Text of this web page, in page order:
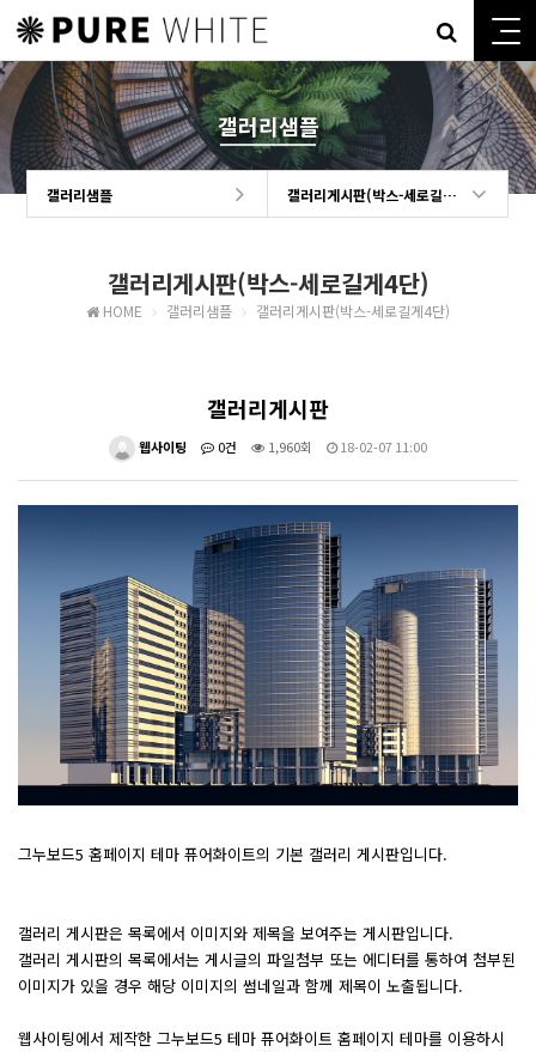
갤러리샘플
갤러리샘플 갤러리게시판(박스-세로길게4단)
갤러리게시판(박스-세로길게4단)
HOME 갤러리샘플 갤러리게시판(박스-세로길게4단)
갤러리게시판
웹사이팅 0건 1,960회 18-02-07 11:00
그누보드5 홈페이지 테마 퓨어화이트의 기본 갤러리 게시판입니다.
갤러리 게시판은 목록에서 이미지와 제목을 보여주는 게시판입니다.
갤러리 게시판의 목록에서는 게시글의 파일첨부 또는 에디터를 통하여 첨부된
이미지가 있을 경우 해당 이미지의 썸네일과 함께 제목이 노출됩니다.
웹사이팅에서 제작한 그누보드5 테마 퓨어화이트 홈페이지 테마를 이용하시